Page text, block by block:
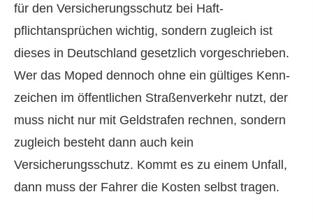
für den Versicherungsschutz bei Haft­
pflichtansprüchen wichtig, sondern zugleich ist
dieses in Deutschland gesetzlich vorgeschrieben.
Wer das Moped dennoch ohne ein gültiges Kenn­
zeichen im öffentlichen Straßenverkehr nutzt, der
muss nicht nur mit Geldstrafen rechnen, sondern
zugleich besteht dann auch kein
Versicherungsschutz. Kommt es zu einem Unfall,
dann muss der Fahrer die Kosten selbst tragen.